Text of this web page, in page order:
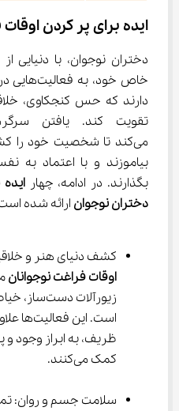
ایده برای پر کردن
دختران نوجوان، با دنیایی
خاص خود،
بیاموزند و با اعتماد به
بگذارند. در ادامه، چهار
دختران نوجوان ارائه شده
کشف دنیای هنر و
اوقات فراغت نوجوانان
زیورآلات
کمک می‌کنند.